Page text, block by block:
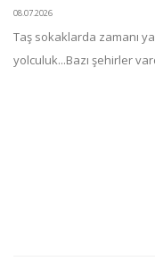
08.07.2026
Taş sokaklarda zamanı
yolculuk...Bazı şehirler